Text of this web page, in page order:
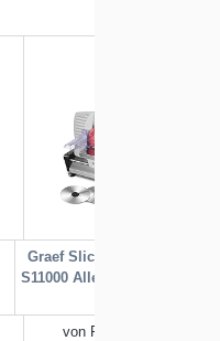
Graef Sliced Kitchen
S11000 Allesschneider
von FOHERE